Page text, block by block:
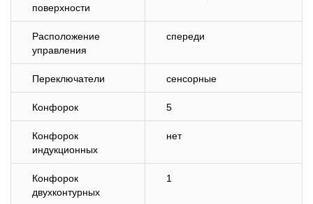
поверхности
Расположение
управления
спереди
Переключатели сенсорные
Конфорок 5
Конфорок
индукционных
нет
Конфорок
двухконтурных
1